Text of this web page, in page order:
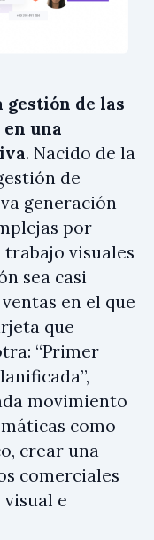
de las
una
. Nacido de la
de
generación
por
visuales
sea casi
en el que
que
“Primer
movimiento
como
crear una
comerciales
e